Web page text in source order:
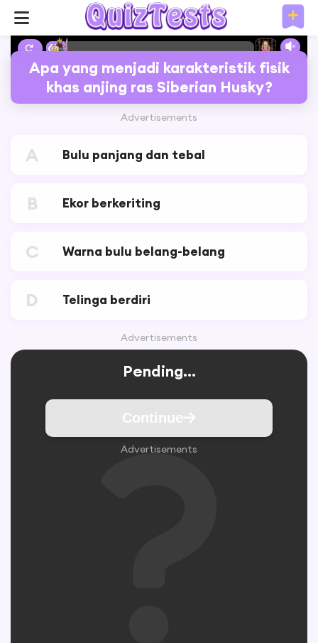
6%
Apa yang menjadi karakteristik fisik
khas anjing ras Siberian Husky?
Advertisements
A Bulu panjang dan tebal
B Ekor berkeriting
C Warna bulu belang-belang
D Telinga berdiri
Advertisements
Pending...
Continue
Advertisements